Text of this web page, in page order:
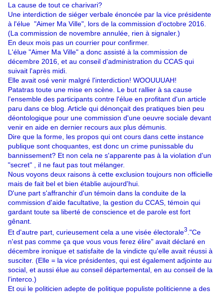
La cause de tout ce charivari?
Une interdiction de siéger verbale énoncée par la vice présidente
à l'élue "Aimer Ma Ville", lors de la commission d'octobre 2016.
(La commission de novembre annulée, rien à signaler.)
En deux mois pas un courrier pour confirmer.
L'élue "Aimer Ma Ville" a donc assisté à la commission de
décembre 2016, et au conseil d'administration du CCAS qui
suivait l'après midi.
Elle avait osé venir malgré l'interdiction! WOOUUUAH!
Patatras toute une mise en scène. Le but rallier à sa cause
l'ensemble des participants contre l'élue en profitant d'un article
paru dans ce blog. Article qui dénonçait des pratiques bien peu
déontologique pour une commission d'une oeuvre sociale devant
venir en aide en dernier recours aux plus démunis.
Dire que la forme, les propos qui ont cours dans cette instance
publique sont choquantes, est donc un crime punissable du
bannissement? Et non cela ne s'apparente pas à la violation d'un
"secret" , il ne faut pas tout mélanger.
Nous voyons deux raisons à cette exclusion toujours non officielle
mais de fait bel et bien établie aujourd'hui.
D'une part s'affranchir d'un témoin dans la conduite de la
commission d'aide facultative, la gestion du CCAS, témoin qui
gardant toute sa liberté de conscience et de parole est fort
gênant.
Et d'autre part, curieusement cela a une visée électorale3 ."Ce
n'est pas comme ça que vous vous ferez élire" avait déclaré en
décembre ironique et satisfaite de la vindicte qu'elle avait réussi à
susciter. (Elle = la vice présidentes, qui est également adjointe au
social, et aussi élue au conseil départemental, en au conseil de la
l'interco.)
Et oui le politicien adepte de politique populiste politicienne a des